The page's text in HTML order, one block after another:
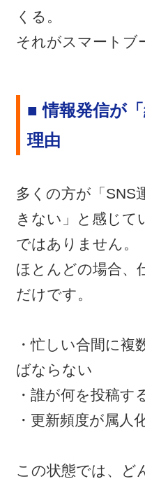
くる。
それがスマートブ
■ 情報発信が
理由
多くの方が「SNS
きない」と感じて
ではありません。
ほとんどの場合、
だけです。
・忙しい合間に複
ばならない
・誰が何を投稿
・更新頻度が属人
この状態では、ど